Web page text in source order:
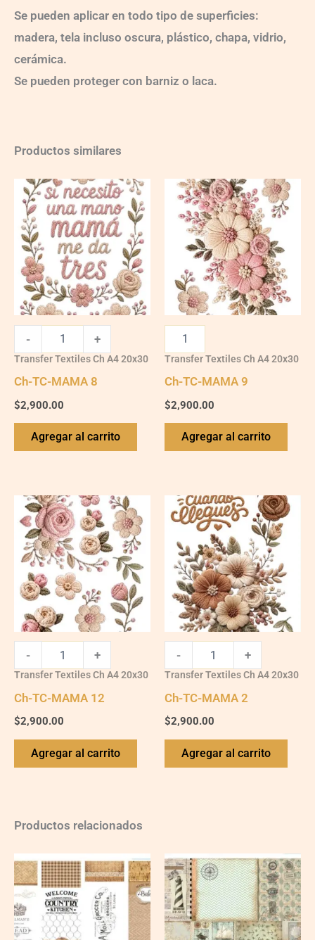
Se pueden aplicar en todo tipo de superficies:
madera, tela incluso oscura, plástico, chapa, vidrio,
cerámica.
Se pueden proteger con barniz o laca.
Productos similares
Ch-
TC-
MAMA
quantity
- +
Transfer Textiles Ch A4 20x30
Ch-TC-MAMA 8
$2,900.00
Agregar al carrito
Transfer Textiles Ch A4 20x30
Ch-TC-MAMA 9
$2,900.00
Agregar al carrito
Ch-
TC-
MAMA
quantity
- +
Transfer Textiles Ch A4 20x30
Ch-TC-MAMA 12
$2,900.00
Agregar al carrito
Ch-
TC-
quantity
- +
Transfer Textiles Ch A4 20x30
Ch-TC-MAMA 2
$2,900.00
Agregar al carrito
Productos relacionados
Ch-
wXXL134
quantity
Ch-
wXXL108
quantity